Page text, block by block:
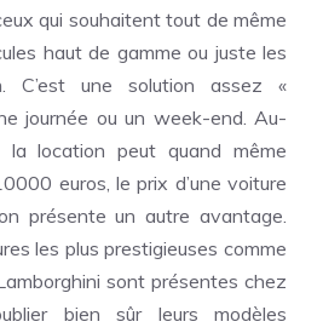
qui souhaitent tout de même
haut de gamme ou juste les
C’est une solution assez «
journée ou un week-end. Au-
la location peut quand même
euros, le prix d’une voiture
présente un autre avantage.
les plus prestigieuses comme
sont présentes chez
bien sûr leurs modèles